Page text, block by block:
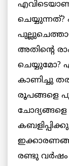
ചെയ്യുന്നത്?
അതിന്റെ
ചെയ്യുമോ?
കാണിച്ചു
രൂപങ്ങളെ
ചോദ്യങ്ങളെ
രണ്ടു